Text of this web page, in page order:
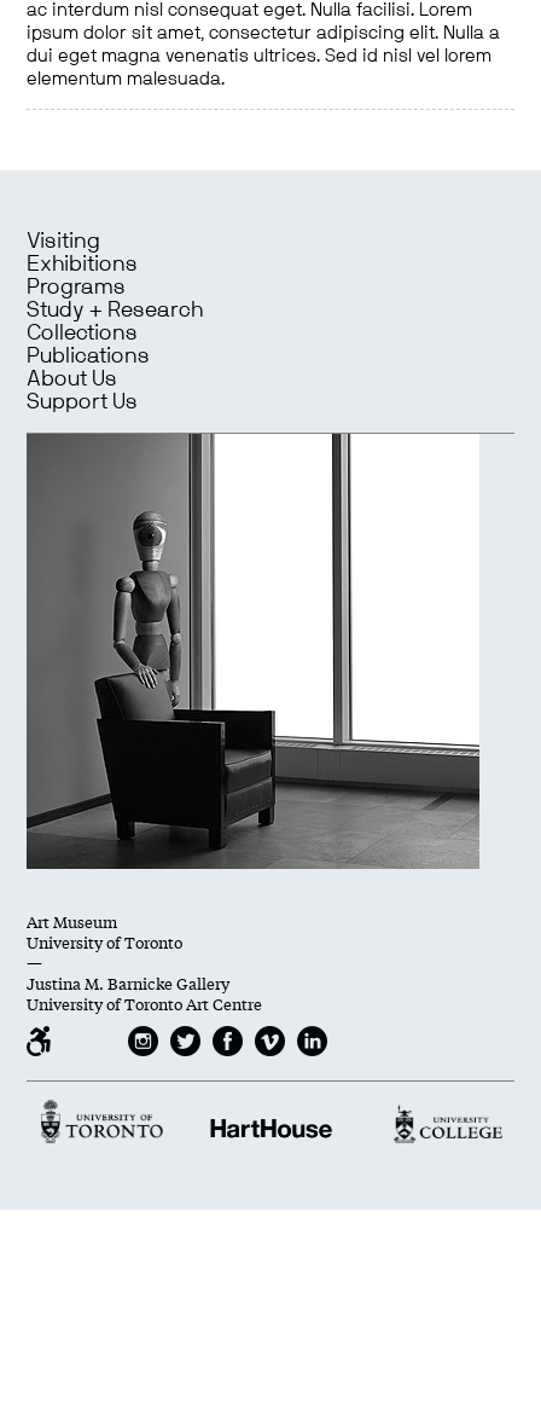
ac interdum nisl consequat eget. Nulla facilisi. Lorem
ipsum dolor sit amet, consectetur adipiscing elit. Nulla a
dui eget magna venenatis ultrices. Sed id nisl vel lorem
elementum malesuada.
Visiting
Exhibitions
Programs
Study + Research
Collections
Publications
About Us
Support Us
Art Museum
University of Toronto
—
Justina M. Barnicke Gallery
University of Toronto Art Centre